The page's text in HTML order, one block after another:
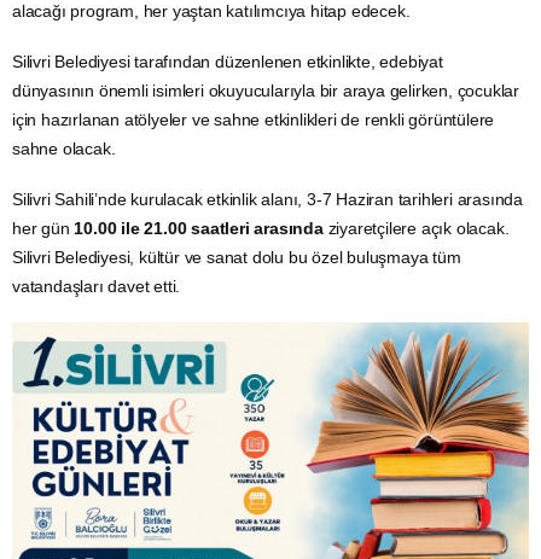
alacağı program, her yaştan katılımcıya hitap edecek.
Silivri Belediyesi tarafından düzenlenen etkinlikte, edebiyat
dünyasının önemli isimleri okuyucularıyla bir araya gelirken, çocuklar
için hazırlanan atölyeler ve sahne etkinlikleri de renkli görüntülere
sahne olacak.
Silivri Sahili’nde kurulacak etkinlik alanı, 3-7 Haziran tarihleri arasında
her gün 10.00 ile 21.00 saatleri arasındaziyaretçilere açık olacak.
Silivri Belediyesi, kültür ve sanat dolu bu özel buluşmaya tüm
vatandaşları davet etti.